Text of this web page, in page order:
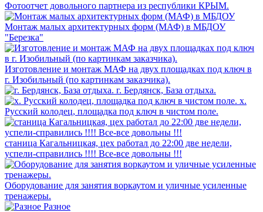
Фотоотчет довольного партнера из республики КРЫМ.
Монтаж малых архитектурных форм (МАФ) в МБДОУ
"Березка"
Изготовление и монтаж МАФ на двух площадках под ключ в
г. Изобильный (по картинкам заказчика).
г. Бердянск, База отдыха.
х.
Русский колодец, площадка под ключ в чистом поле.
станица Кагальницкая, цех работал до 22:00 две недели,
успели-справились !!!! Все-все довольны !!!
Оборудование для занятия воркаутом и уличные усиленные
тренажеры.
Разное